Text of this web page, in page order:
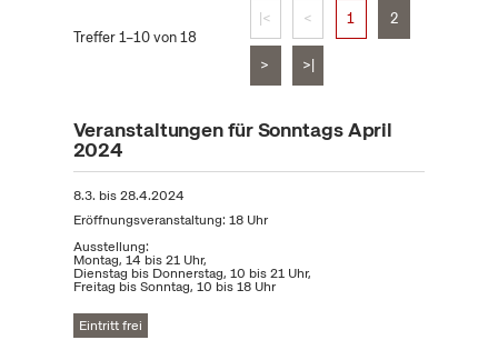
Treffer 1–10 von 18
|< < 1 2
> >|
Veranstaltungen für Sonntags April
2024
8.3. bis28.4.2024
Eröffnungsveranstaltung: 18 Uhr
Ausstellung:
Montag, 14 bis 21 Uhr,
Dienstag bis Donnerstag, 10 bis 21 Uhr,
Freitag bis Sonntag, 10 bis 18 Uhr
Eintritt frei